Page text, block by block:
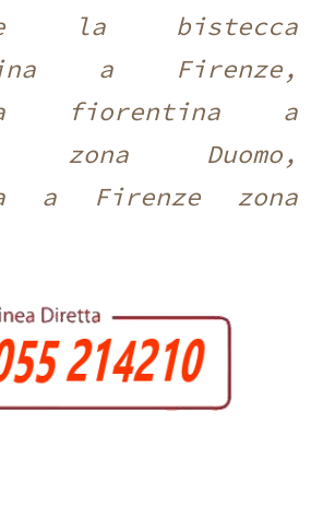
la bistecca
a Firenze,
fiorentina a
zona Duomo,
a Firenze zona